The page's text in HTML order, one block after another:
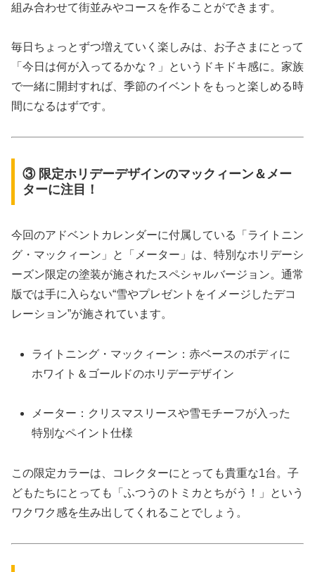
組み合わせて街並みやコースを作ることができます。
毎日ちょっとずつ増えていく楽しみは、お子さまにとって
「今日は何が入ってるかな？」というドキドキ感に。家族
で一緒に開封すれば、季節のイベントをもっと楽しめる時
間になるはずです。
③ 限定ホリデーデザインのマックィーン＆メー
ターに注目！
今回のアドベントカレンダーに付属している「ライトニン
グ・マックィーン」と「メーター」は、特別なホリデーシ
ーズン限定の塗装が施されたスペシャルバージョン。通常
版では手に入らない“雪やプレゼントをイメージしたデコ
レーション”が施されています。
ライトニング・マックィーン：赤ベースのボディに
ホワイト＆ゴールドのホリデーデザイン
メーター：クリスマスリースや雪モチーフが入った
特別なペイント仕様
この限定カラーは、コレクターにとっても貴重な1台。子
どもたちにとっても「ふつうのトミカとちがう！」という
ワクワク感を生み出してくれることでしょう。